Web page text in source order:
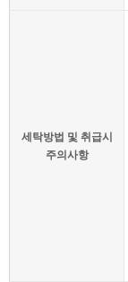
세탁방법 및 취급시
주의사항